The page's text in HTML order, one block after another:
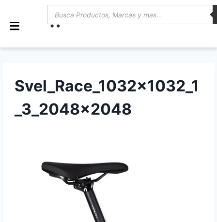
Svel_Race_1032x1032_1
_3_2048x2048